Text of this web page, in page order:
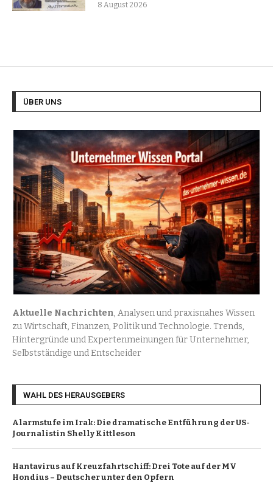
8 August 2026
ÜBER UNS
Aktuelle Nachrichten, Analysen und praxisnahes Wissen
zu Wirtschaft, Finanzen, Politik und Technologie. Trends,
Hintergründe und Expertenmeinungen für Unternehmer,
Selbstständige und Entscheider
WAHL DES HERAUSGEBERS
Alarmstufe im Irak: Die dramatische Entführung der US-
Journalistin Shelly Kittleson
Hantavirus auf Kreuzfahrtschiff: Drei Tote auf der MV
Hondius – Deutscher unter den Opfern